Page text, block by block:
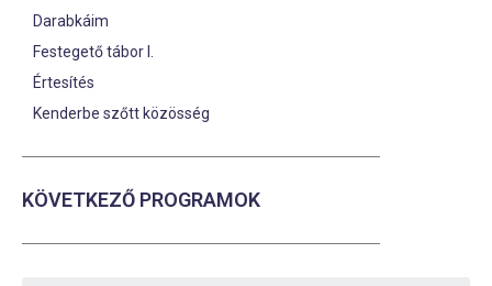
Darabkáim
Festegető tábor I.
Értesítés
Kenderbe szőtt közösség
KÖVETKEZŐ PROGRAMOK